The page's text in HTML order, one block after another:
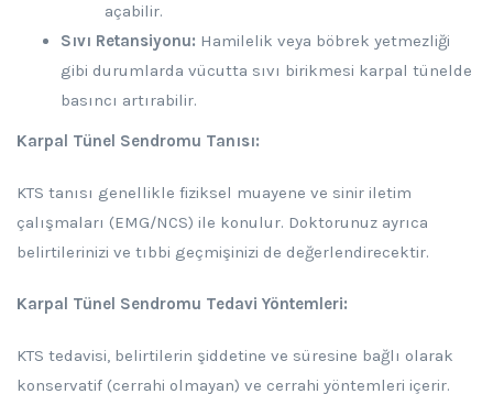
açabilir.
Sıvı Retansiyonu: Hamilelik veya böbrek yetmezliği
gibi durumlarda vücutta sıvı birikmesi karpal tünelde
basıncı artırabilir.
Karpal Tünel Sendromu Tanısı:
KTS tanısı genellikle fiziksel muayene ve sinir iletim
çalışmaları (EMG/NCS) ile konulur. Doktorunuz ayrıca
belirtilerinizi ve tıbbi geçmişinizi de değerlendirecektir.
Karpal Tünel Sendromu Tedavi Yöntemleri:
KTS tedavisi, belirtilerin şiddetine ve süresine bağlı olarak
konservatif (cerrahi olmayan) ve cerrahi yöntemleri içerir.